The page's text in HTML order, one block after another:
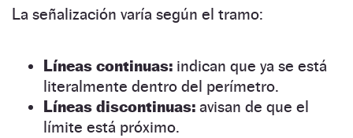
La señalización varía según el tramo:
Líneas continuas: indican que ya se está
literalmente dentro del perímetro.
Líneas discontinuas: avisan de que el
límite está próximo.